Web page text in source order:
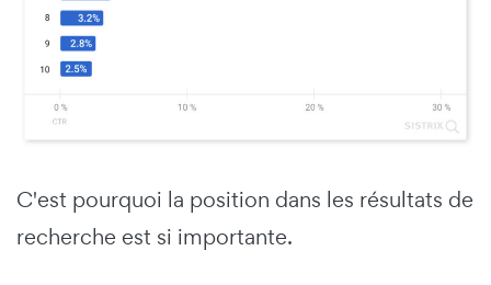
C'est pourquoi la position dans les résultats de
recherche est si importante.